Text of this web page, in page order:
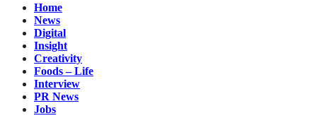
Home
News
Digital
Insight
Creativity
Foods – Life
Interview
PR News
Jobs